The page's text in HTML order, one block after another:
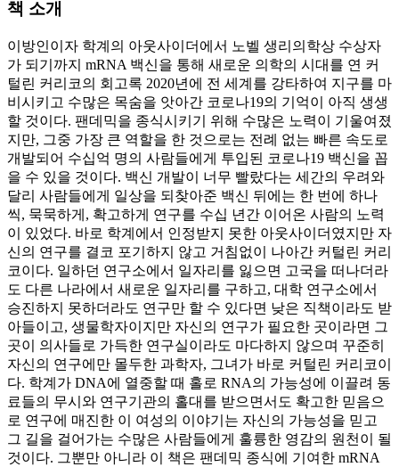
책 소개
이방인이자 학계의 아웃사이더에서 노벨 생리의학상 수상자
가 되기까지 mRNA 백신을 통해 새로운 의학의 시대를 연 커
털린 커리코의 회고록 2020년에 전 세계를 강타하여 지구를 마
비시키고 수많은 목숨을 앗아간 코로나19의 기억이 아직 생생
할 것이다. 팬데믹을 종식시키기 위해 수많은 노력이 기울여졌
지만, 그중 가장 큰 역할을 한 것으로는 전례 없는 빠른 속도로
개발되어 수십억 명의 사람들에게 투입된 코로나19 백신을 꼽
을 수 있을 것이다. 백신 개발이 너무 빨랐다는 세간의 우려와
달리 사람들에게 일상을 되찾아준 백신 뒤에는 한 번에 하나
씩, 묵묵하게, 확고하게 연구를 수십 년간 이어온 사람의 노력
이 있었다. 바로 학계에서 인정받지 못한 아웃사이더였지만 자
신의 연구를 결코 포기하지 않고 거침없이 나아간 커털린 커리
코이다. 일하던 연구소에서 일자리를 잃으면 고국을 떠나더라
도 다른 나라에서 새로운 일자리를 구하고, 대학 연구소에서
승진하지 못하더라도 연구만 할 수 있다면 낮은 직책이라도 받
아들이고, 생물학자이지만 자신의 연구가 필요한 곳이라면 그
곳이 의사들로 가득한 연구실이라도 마다하지 않으며 꾸준히
자신의 연구에만 몰두한 과학자, 그녀가 바로 커털린 커리코이
다. 학계가 DNA에 열중할 때 홀로 RNA의 가능성에 이끌려 동
료들의 무시와 연구기관의 홀대를 받으면서도 확고한 믿음으
로 연구에 매진한 이 여성의 이야기는 자신의 가능성을 믿고
그 길을 걸어가는 수많은 사람들에게 훌륭한 영감의 원천이 될
것이다. 그뿐만 아니라 이 책은 팬데믹 종식에 기여한 mRNA